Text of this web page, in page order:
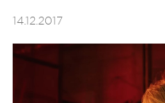
14.12.2017